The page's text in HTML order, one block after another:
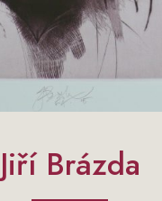
Jiří Brázda